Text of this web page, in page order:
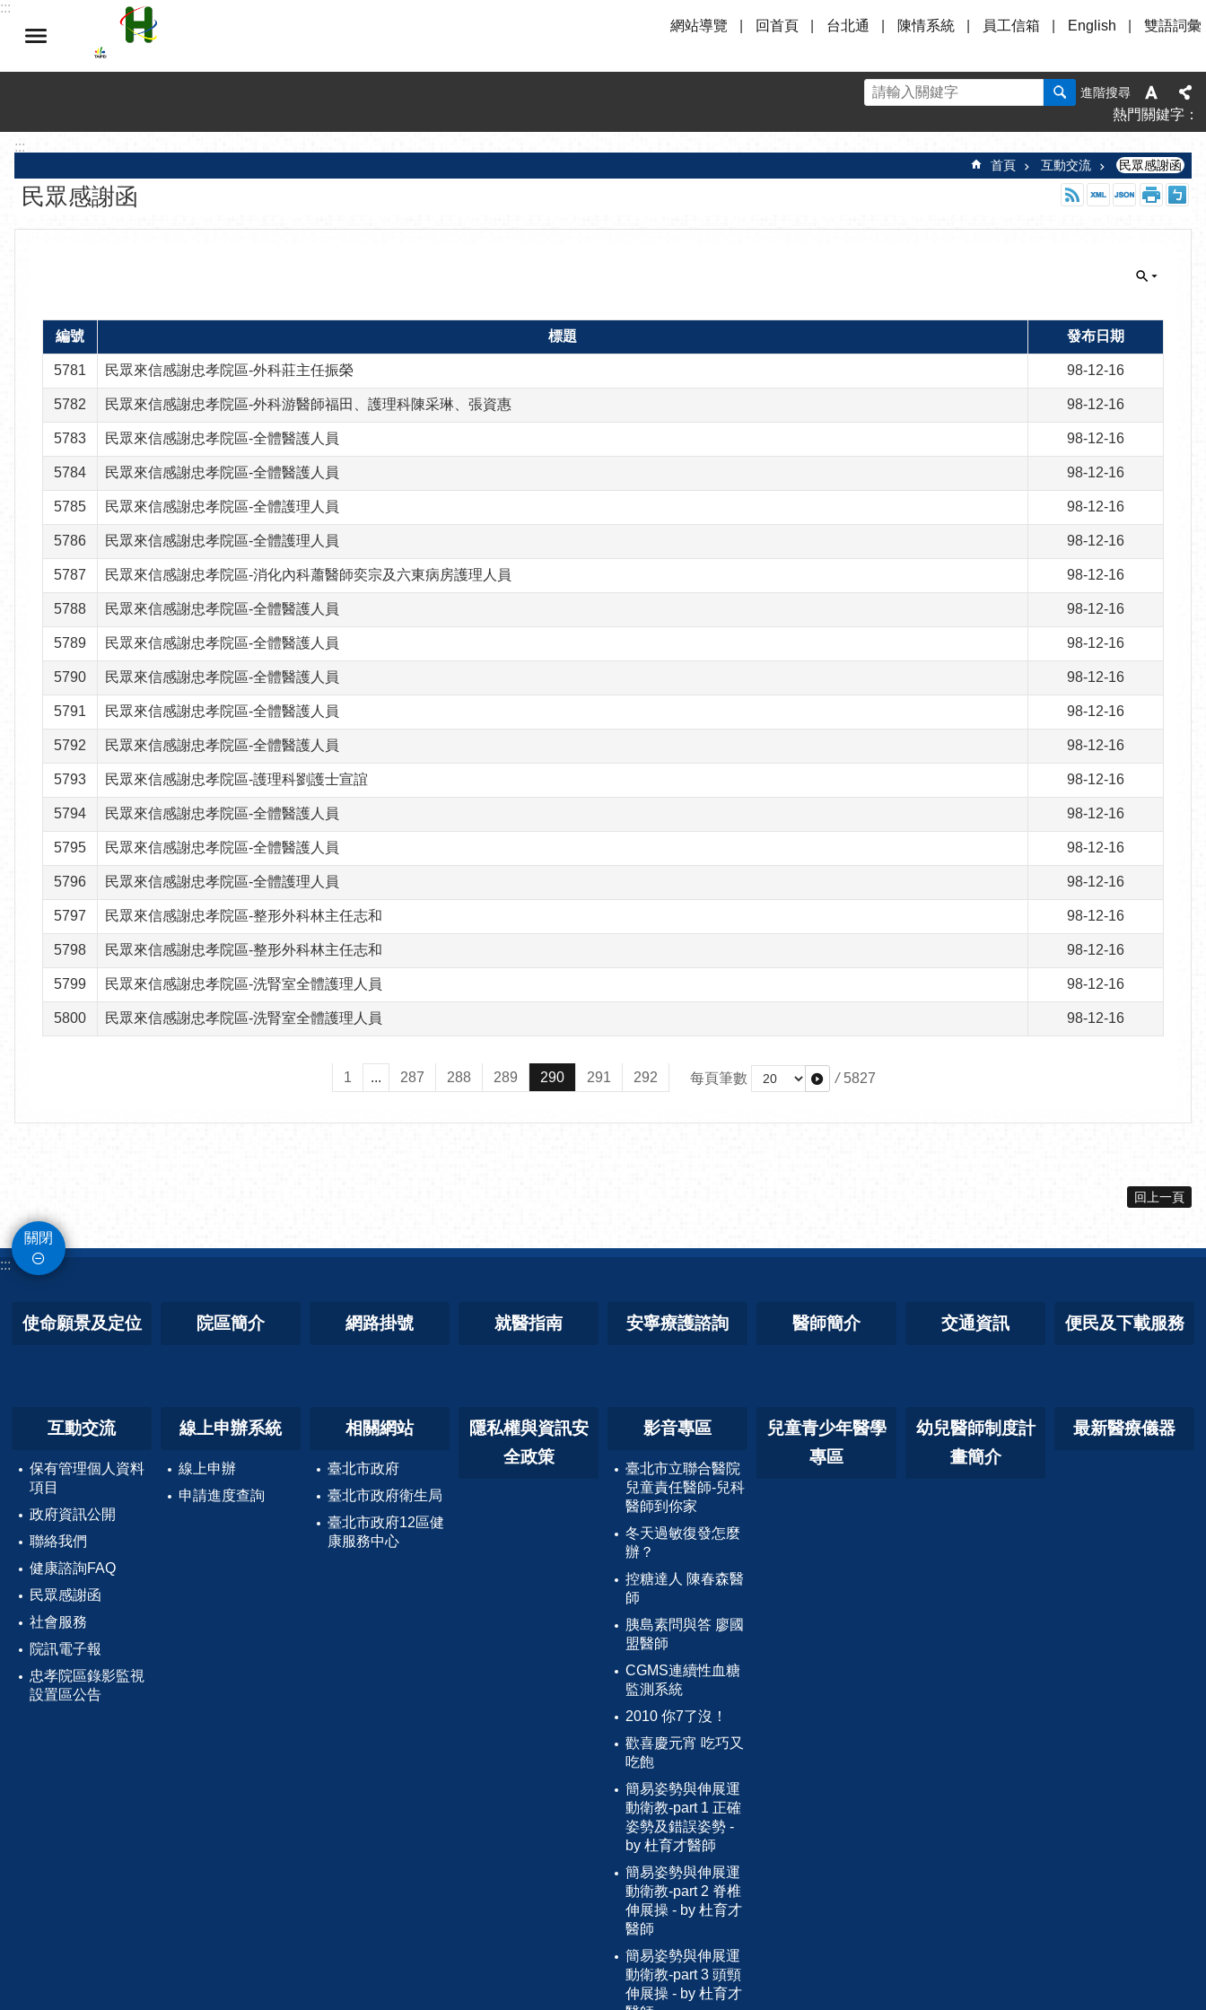
跳到主要內容區塊
:::
網站導覽
回首頁 台北通 陳情系統 員工信箱 English 雙語詞彙
進階搜尋
熱門關鍵字
:::
首頁 互動交流 民眾感謝函
民眾感謝函
編號 標題 發布日期
5781 民眾來信感謝忠孝院區-外科莊主任振榮 98-12-16
5782 民眾來信感謝忠孝院區-外科游醫師福田、護理科陳采琳、張資惠 98-12-16
5783 民眾來信感謝忠孝院區-全體醫護人員 98-12-16
5784 民眾來信感謝忠孝院區-全體醫護人員 98-12-16
5785 民眾來信感謝忠孝院區-全體護理人員 98-12-16
5786 民眾來信感謝忠孝院區-全體護理人員 98-12-16
5787 民眾來信感謝忠孝院區-消化內科蕭醫師奕宗及六東病房護理人員 98-12-16
5788 民眾來信感謝忠孝院區-全體醫護人員 98-12-16
5789 民眾來信感謝忠孝院區-全體醫護人員 98-12-16
5790 民眾來信感謝忠孝院區-全體醫護人員 98-12-16
5791 民眾來信感謝忠孝院區-全體醫護人員 98-12-16
5792 民眾來信感謝忠孝院區-全體醫護人員 98-12-16
5793 民眾來信感謝忠孝院區-護理科劉護士宣誼 98-12-16
5794 民眾來信感謝忠孝院區-全體醫護人員 98-12-16
5795 民眾來信感謝忠孝院區-全體醫護人員 98-12-16
5796 民眾來信感謝忠孝院區-全體護理人員 98-12-16
5797 民眾來信感謝忠孝院區-整形外科林主任志和 98-12-16
5798 民眾來信感謝忠孝院區-整形外科林主任志和 98-12-16
5799 民眾來信感謝忠孝院區-洗腎室全體護理人員 98-12-16
5800 民眾來信感謝忠孝院區-洗腎室全體護理人員 98-12-16
1 ... 287 288 289 290 291 292 每頁筆數 / 5827
回上一頁
關閉
:::
使命願景及定位 院區簡介 網路掛號 就醫指南 安寧療護諮詢 醫師簡介 交通資訊 便民及下載服務
互動交流
保有管理個人資料
項目
政府資訊公開
聯絡我們
健康諮詢FAQ
民眾感謝函
社會服務
院訊電子報
忠孝院區錄影監視
設置區公告
線上申辦系統
線上申辦
申請進度查詢
相關網站
臺北市政府
臺北市政府衛生局
臺北市政府12區健
康服務中心
隱私權與資訊安
全政策
影音專區
臺北市立聯合醫院
兒童責任醫師-兒科
醫師到你家
冬天過敏復發怎麼
辦？
控糖達人 陳春森醫
師
胰島素問與答 廖國
盟醫師
CGMS連續性血糖
監測系統
2010 你7了沒！
歡喜慶元宵 吃巧又
吃飽
簡易姿勢與伸展運
動衛教-part 1 正確
姿勢及錯誤姿勢 -
by 杜育才醫師
簡易姿勢與伸展運
動衛教-part 2 脊椎
伸展操 - by 杜育才
醫師
簡易姿勢與伸展運
動衛教-part 3 頭頸
伸展操 - by 杜育才
兒童青少年醫學
專區
幼兒醫師制度計
畫簡介
最新醫療儀器